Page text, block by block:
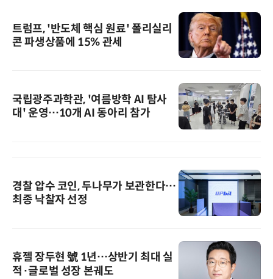
트럼프, '반도체 핵심 원료' 폴리실리
콘 파생상품에 15% 관세
국립광주과학관, '여름방학 AI 탐사
대' 운영…10개 AI 동아리 참가
경찰 압수 코인, 두나무가 보관한다…
최종 낙찰자 선정
휴젤 장두현 號 1년…상반기 최대 실
적·글로벌 성장 본궤도